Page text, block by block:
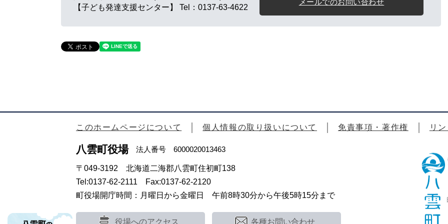
【子ども発達支援センター】
Tel：0137-63-4622
このホームページについて 個人情報の取り扱いについて 免責事項・著作権 リ
八雲町役場法人番号 6000020013463
〒049-3192 北海道二海郡八雲町住初町138
Tel:0137-62-2111 Fax:0137-62-2120
町役場開庁時間：月曜日から金曜日 午前8時30分から午後5時15分まで
役場へのアクセス 各種お問い合わせ